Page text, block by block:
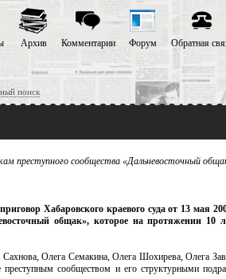
поиск
Архив Комментарии Форум Обратная
преступного сообщества «Дальневосточный
Хабаровского краевого суда от 13 мая
общак», которое на протяжении 10
Олега Семакина, Олега Шохирева, Олега
сообществом и его структурными